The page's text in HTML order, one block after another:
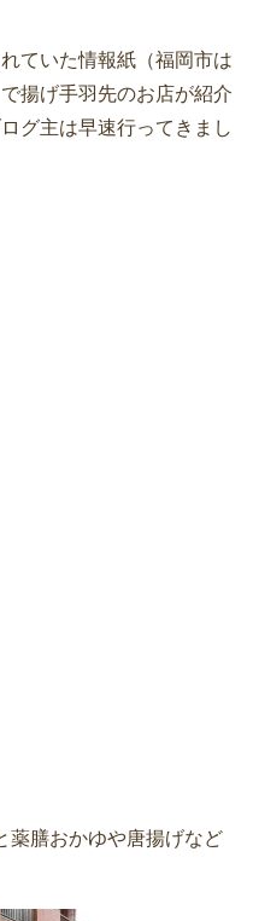
ていた情報紙（福岡市は
揚げ手羽先のお店が紹介
グ主は早速行ってきまし
薬膳おかゆや唐揚げなど